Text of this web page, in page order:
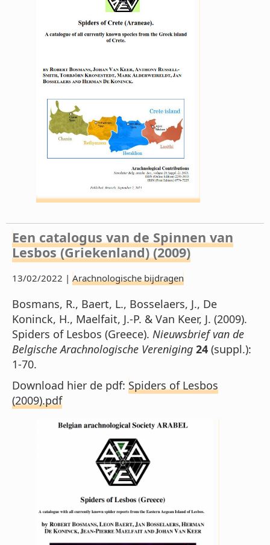
Een catalogus van de Spinnen van
Lesbos (Griekenland) (2009)
13/02/2022 | Arachnologische bijdragen
Bosmans, R., Baert, L., Bosselaers, J., De
Koninck, H., Maelfait, J.-P. & Van Keer, J. (2009).
Spiders of Lesbos (Greece). Nieuwsbrief van de
Belgische Arachnologische Vereniging 24 (suppl.):
1-70.
Download hier de pdf: Spiders of Lesbos
(2009).pdf